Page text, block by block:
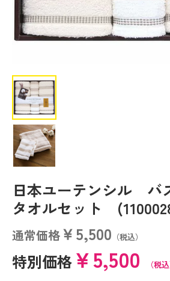
日本ユーテンシル バ
タオルセット
通常価格￥5,500 （税込）
特別価格￥5,500 （税込